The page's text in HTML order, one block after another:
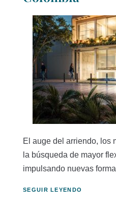
El auge del arriendo, los
la búsqueda de mayor
impulsando nuevas
SEGUIR LEYENDO